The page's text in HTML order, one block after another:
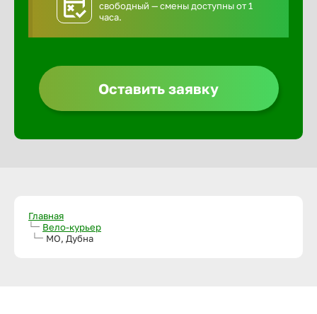
свободный — смены доступны от 1
часа.
Оставить заявку
Главная
Вело-курьер
МО, Дубна